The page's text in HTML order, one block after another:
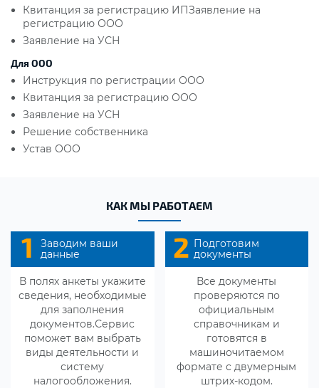
Квитанция за регистрацию ИПЗаявление на
регистрацию ООО
Заявление на УСН
Для ООО
Инструкция по регистрации ООО
Квитанция за регистрацию ООО
Заявление на УСН
Решение собственника
Устав ООО
КАК МЫ РАБОТАЕМ
1
Заводим ваши
данные
В полях анкеты укажите
сведения, необходимые
для заполнения
документов.Сервис
поможет вам выбрать
виды деятельности и
систему
налогообложения.
2 Подготовим
документы
Все документы
проверяются по
официальным
справочникам и
готовятся в
машиночитаемом
формате с двумерным
штрих-кодом.